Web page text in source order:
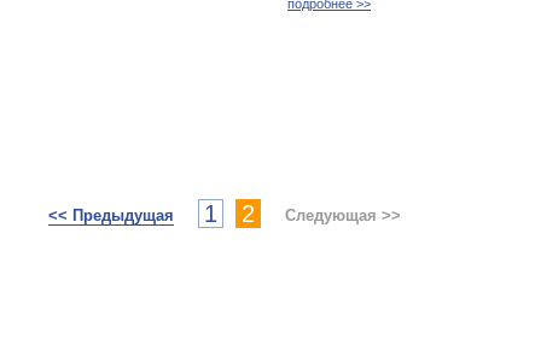
подробнее >>
<< Предыдущая 1 2 Следующая >>